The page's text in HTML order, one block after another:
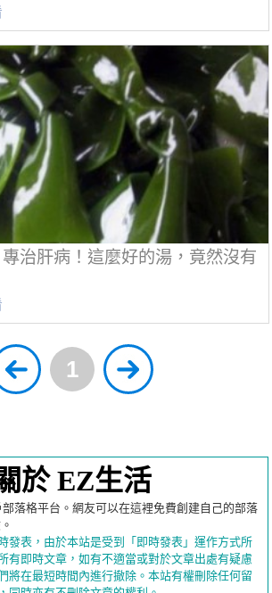
專治肝病！這麼好的湯，竟然沒有
1
於 EZ生活
落格平台。網友可以在這裡免費創建自己的部落
發表，由於本站是受到「即時發表」運作方式所
有即時文章，如有不適當或對於文章出處有疑慮
將在最短時間內進行撤除。本站有權刪除任何留